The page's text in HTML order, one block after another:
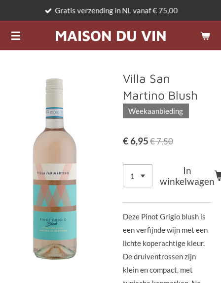
naar
de
MAISON DU VIN
Gratis verzending in NL vanaf € 75,00
Villa San
Martino Blush
Weekaanbieding
€ 6,95€ 7,50
In
winkelwagen
Deze Pinot Grigio blush is
een verfijnde wijn met een
lichte koperachtige kleur.
De druiventrossen zijn
klein en compact, met